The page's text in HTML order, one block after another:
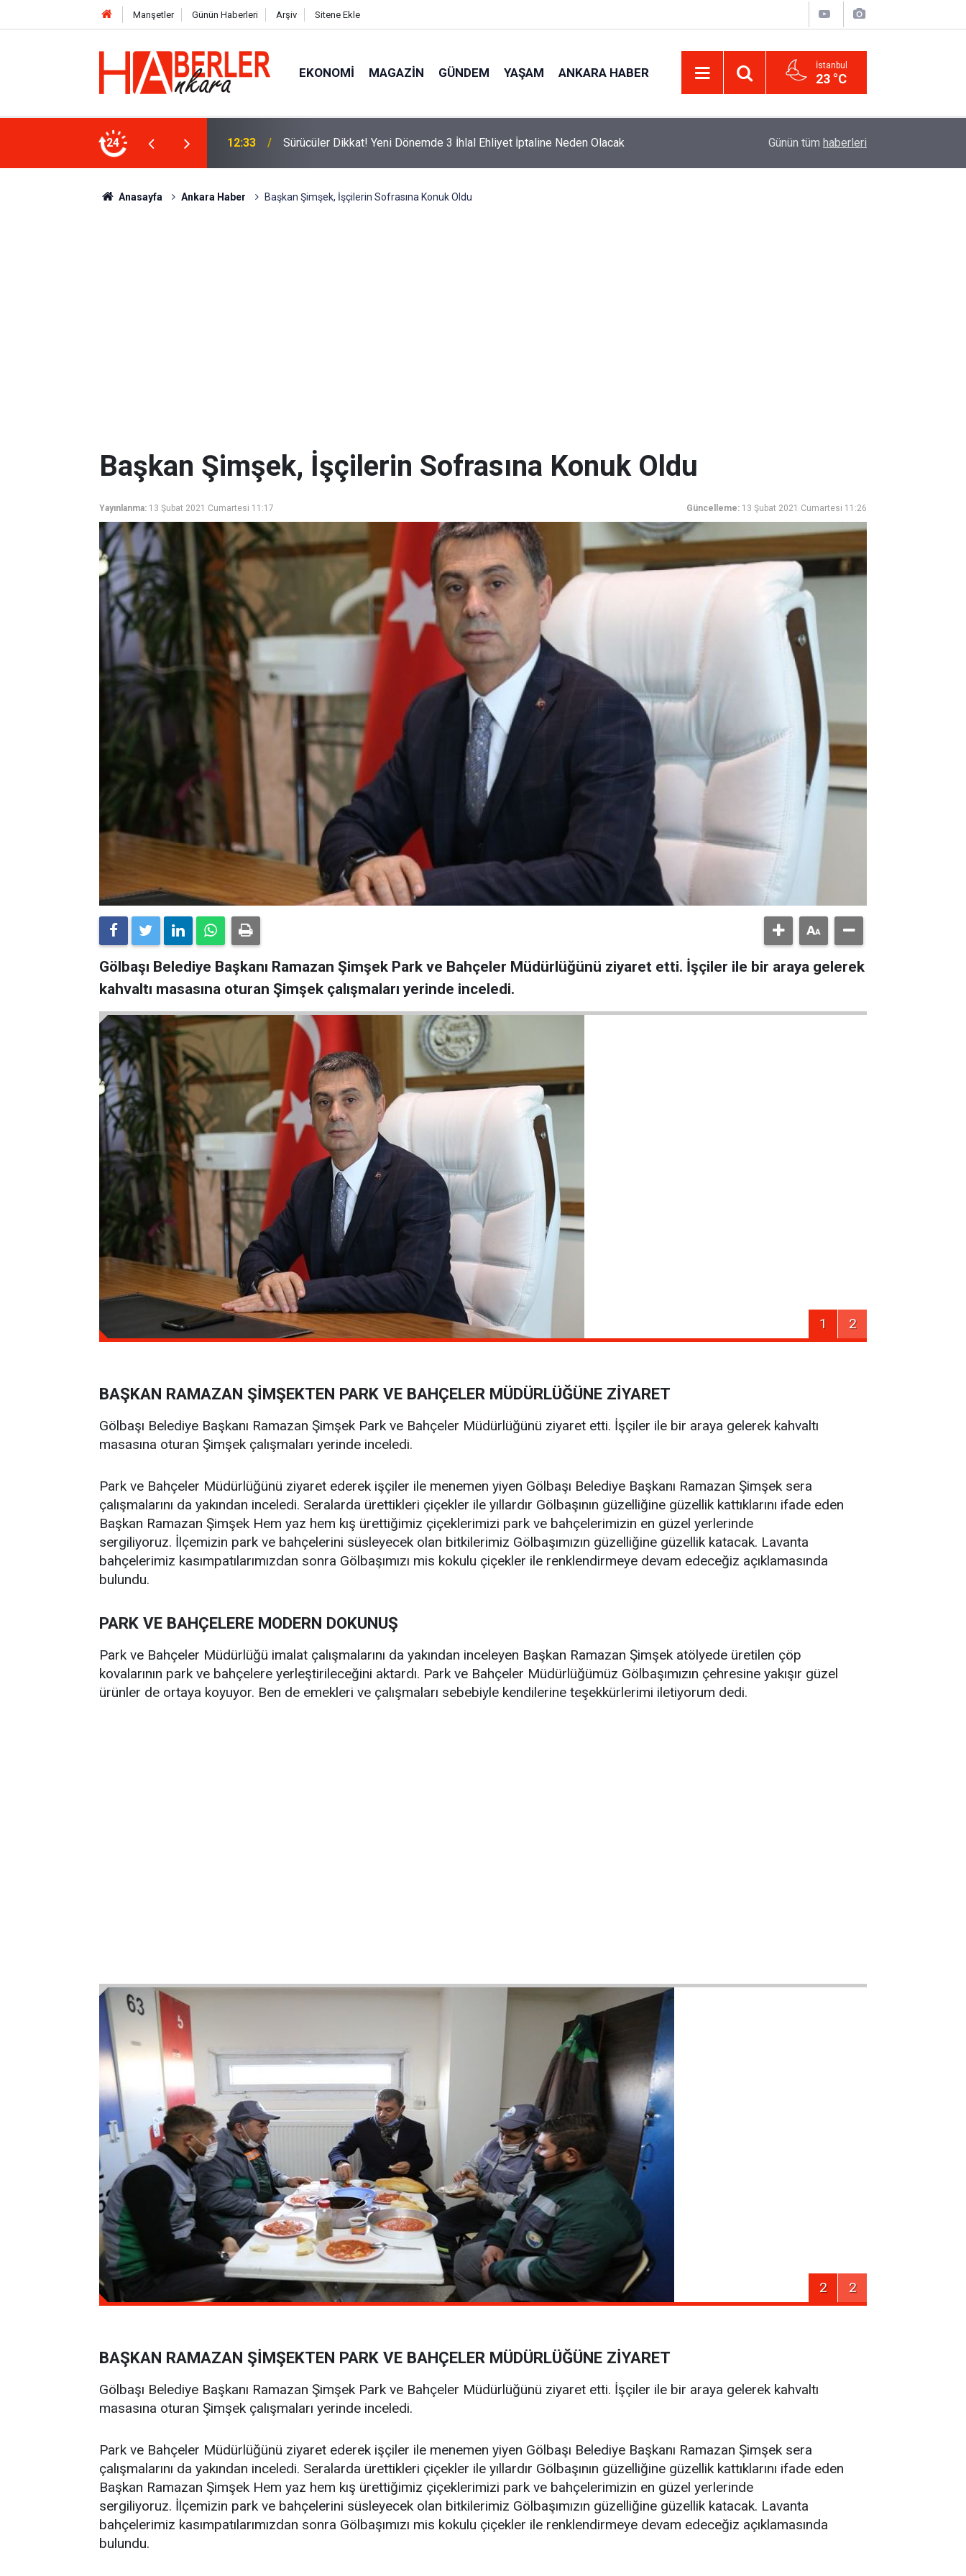
Manşetler Günün Haberleri Arşiv Sitene Ekle
EKONOMI MAGAZIN GÜNDEM YAŞAM ANKARA HABER İstanbul
23 °C
24
2026! Bayram Primi, Erzak Yardımı ve
12:33 Sürücüler Dikkat! Yeni Dönemde 3 İhlal Ehliyet İptaline Neden Olacak
Uzadı, Ödeme Kuralları Değişti
Günün tüm haberleri
Anasayfa Ankara Haber Başkan Şimşek, İşçilerin Sofrasına Konuk Oldu
Başkan Şimşek, İşçilerin Sofrasına Konuk Oldu
Yayınlanma: 13 Şubat 2021 Cumartesi 11:17 Güncelleme: 13 Şubat 2021 Cumartesi 11:26
Gölbaşı Belediye Başkanı Ramazan Şimşek Park ve Bahçeler Müdürlüğünü ziyaret etti. İşçiler ile bir araya gelerek
kahvaltı masasına oturan Şimşek çalışmaları yerinde inceledi.
1 2
BAŞKAN RAMAZAN ŞİMŞEKTEN PARK VE BAHÇELER MÜDÜRLÜĞÜNE ZİYARET
Gölbaşı Belediye Başkanı Ramazan Şimşek Park ve Bahçeler Müdürlüğünü ziyaret etti. İşçiler ile bir araya gelerek kahvaltı
masasına oturan Şimşek çalışmaları yerinde inceledi.
Park ve Bahçeler Müdürlüğünü ziyaret ederek işçiler ile menemen yiyen Gölbaşı Belediye Başkanı Ramazan Şimşek sera
çalışmalarını da yakından inceledi. Seralarda ürettikleri çiçekler ile yıllardır Gölbaşının güzelliğine güzellik kattıklarını ifade eden
Başkan Ramazan Şimşek Hem yaz hem kış ürettiğimiz çiçeklerimizi park ve bahçelerimizin en güzel yerlerinde
sergiliyoruz. İlçemizin park ve bahçelerini süsleyecek olan bitkilerimiz Gölbaşımızın güzelliğine güzellik katacak. Lavanta
bahçelerimiz kasımpatılarımızdan sonra Gölbaşımızı mis kokulu çiçekler ile renklendirmeye devam edeceğiz açıklamasında
bulundu.
PARK VE BAHÇELERE MODERN DOKUNUŞ
Park ve Bahçeler Müdürlüğü imalat çalışmalarını da yakından inceleyen Başkan Ramazan Şimşek atölyede üretilen çöp
kovalarının park ve bahçelere yerleştirileceğini aktardı. Park ve Bahçeler Müdürlüğümüz Gölbaşımızın çehresine yakışır güzel
ürünler de ortaya koyuyor. Ben de emekleri ve çalışmaları sebebiyle kendilerine teşekkürlerimi iletiyorum dedi.
2 2
BAŞKAN RAMAZAN ŞİMŞEKTEN PARK VE BAHÇELER MÜDÜRLÜĞÜNE ZİYARET
Gölbaşı Belediye Başkanı Ramazan Şimşek Park ve Bahçeler Müdürlüğünü ziyaret etti. İşçiler ile bir araya gelerek kahvaltı
masasına oturan Şimşek çalışmaları yerinde inceledi.
Park ve Bahçeler Müdürlüğünü ziyaret ederek işçiler ile menemen yiyen Gölbaşı Belediye Başkanı Ramazan Şimşek sera
çalışmalarını da yakından inceledi. Seralarda ürettikleri çiçekler ile yıllardır Gölbaşının güzelliğine güzellik kattıklarını ifade eden
Başkan Ramazan Şimşek Hem yaz hem kış ürettiğimiz çiçeklerimizi park ve bahçelerimizin en güzel yerlerinde
sergiliyoruz. İlçemizin park ve bahçelerini süsleyecek olan bitkilerimiz Gölbaşımızın güzelliğine güzellik katacak. Lavanta
bahçelerimiz kasımpatılarımızdan sonra Gölbaşımızı mis kokulu çiçekler ile renklendirmeye devam edeceğiz açıklamasında
bulundu.